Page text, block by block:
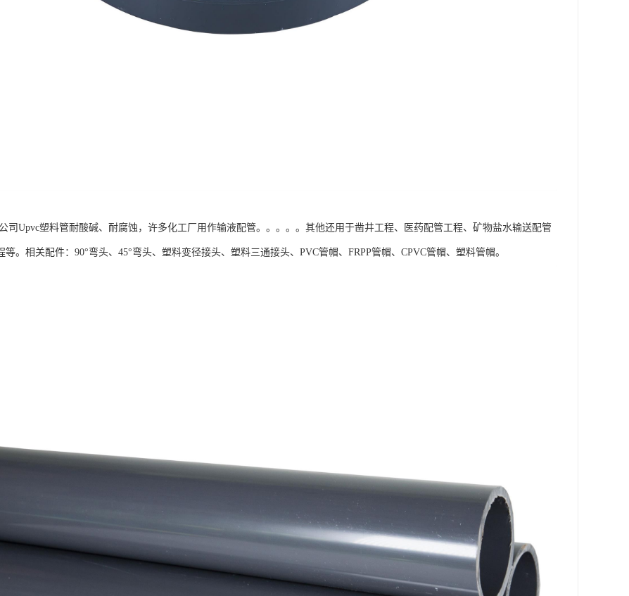
司Upvc塑料管耐酸碱、耐腐蚀，许多化工厂用作输液配管。。。。。其他还用于凿井工程、医药配管工程、矿物盐水输送配管
等。相关配件：90°弯头、45°弯头、塑料变径接头、塑料三通接头、PVC管帽、FRPP管帽、CPVC管帽、塑料管帽。